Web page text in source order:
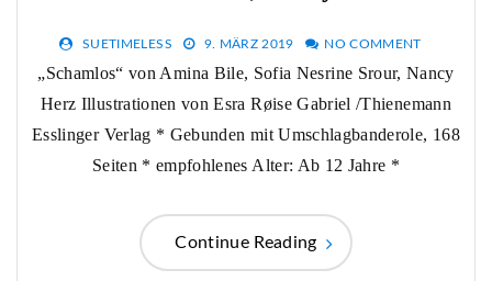
SUETIMELESS 9. MÄRZ 2019 NO COMMENT
„Schamlos“ von Amina Bile, Sofia Nesrine Srour, Nancy
Herz Illustrationen von Esra Røise Gabriel /Thienemann
Esslinger Verlag * Gebunden mit Umschlagbanderole, 168
Seiten * empfohlenes Alter: Ab 12 Jahre *
Continue Reading